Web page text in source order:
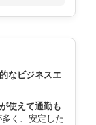
なビジネスエ
使えて通勤も
く、安定した